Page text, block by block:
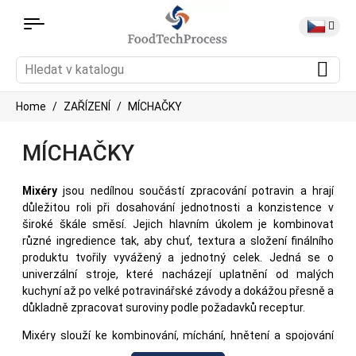
Home ZAŘÍZENÍ MÍCHAČKY
MÍCHAČKY
Mixéry jsou nedílnou součástí zpracování potravin a hrají
důležitou roli při dosahování jednotnosti a konzistence v
široké škále směsí. Jejich hlavním úkolem je kombinovat
různé ingredience tak, aby chuť, textura a složení finálního
produktu tvořily vyvážený a jednotný celek. Jedná se o
univerzální stroje, které nacházejí uplatnění od malých
kuchyní až po velké potravinářské závody a dokážou přesně a
důkladně zpracovat suroviny podle požadavků receptur.
Mixéry slouží ke kombinování, míchání, hnětení a spojování
různých ingrediencí do jednotné směsi. Fungují pomocí